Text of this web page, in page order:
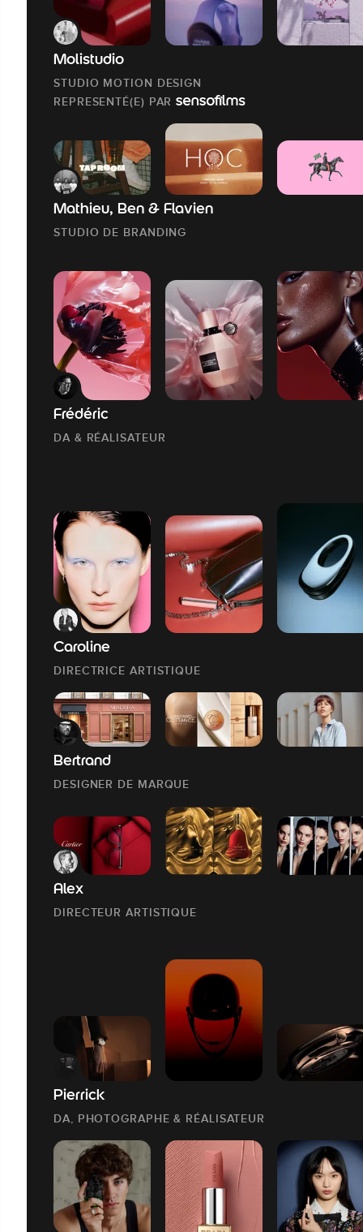
Molistudio
STUDIO MOTION DESIGN
REPRESENTÉ(E) PAR
Mathieu, Ben & Flavien
STUDIO DE BRANDING
Frédéric
DA & RÉALISATEUR
Caroline
DIRECTRICE ARTISTIQUE
Bertrand
DESIGNER DE MARQUE
Alex
DIRECTEUR ARTISTIQUE
Pierrick
DA, PHOTOGRAPHE & RÉALISATEUR